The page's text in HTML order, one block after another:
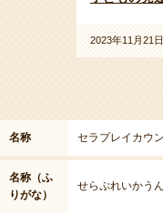
2023年11月21
名称 セラプレイカウ
名称（ふ
りがな）
せらぷれいかう